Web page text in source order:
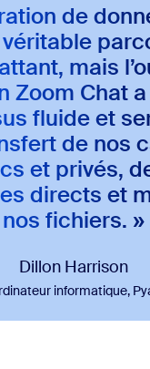
de
mais
Zoom Chat
fluide et
de nos
et privés,
directs et
nos fichiers. »
Dillon Harrison
informatique,